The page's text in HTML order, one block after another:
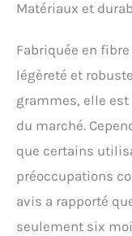
Matériaux et
Fabriquée en
légèreté et
grammes, elle est
du marché.
que certains
préoccupations
avis a rapporté
seulement six